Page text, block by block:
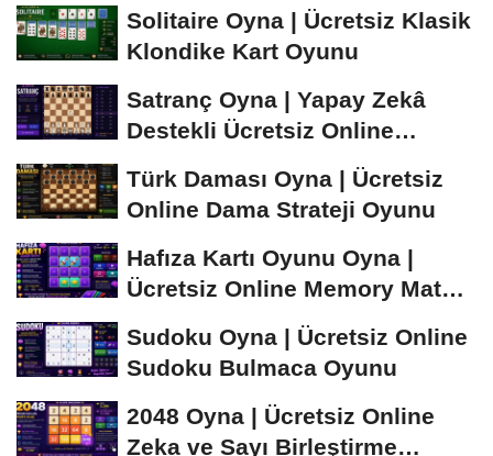
Solitaire Oyna | Ücretsiz Klasik
Klondike Kart Oyunu
Satranç Oyna | Yapay Zekâ
Destekli Ücretsiz Online
Türk Daması Oyna | Ücretsiz
Online Dama Strateji Oyunu
Hafıza Kartı Oyunu Oyna |
Ücretsiz Online Memory Match
Sudoku Oyna | Ücretsiz Online
Sudoku Bulmaca Oyunu
2048 Oyna | Ücretsiz Online
Zeka ve Sayı Birleştirme